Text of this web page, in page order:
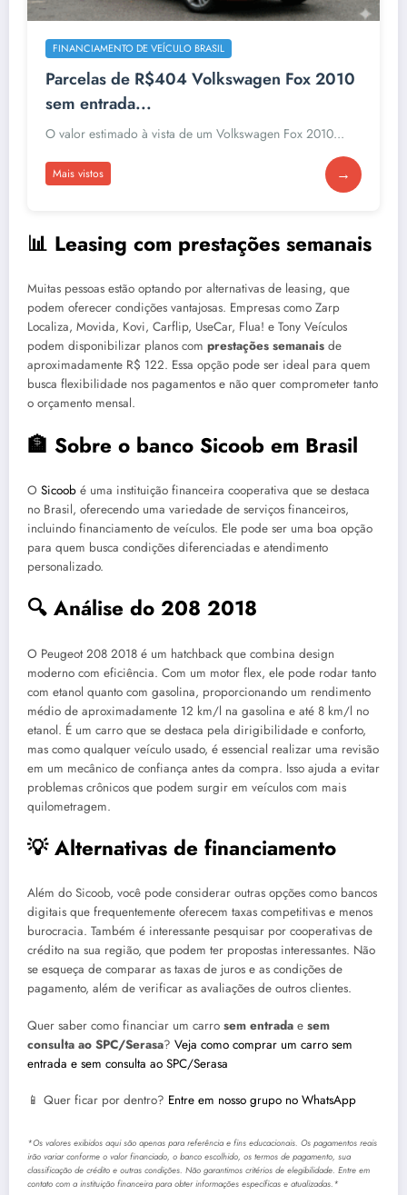
FINANCIAMENTO DE VEÍCULO BRASIL
Parcelas de R$404 Volkswagen Fox 2010
sem entrada...
O valor estimado à vista de um Volkswagen Fox 2010...
Mais vistos →
📊 Leasing com prestações semanais
Muitas pessoas estão optando por alternativas de leasing, que
podem oferecer condições vantajosas. Empresas como Zarp
Localiza, Movida, Kovi, Carflip, UseCar, Flua! e Tony Veículos
podem disponibilizar planos com prestações semanais de
aproximadamente R$ 122. Essa opção pode ser ideal para quem
busca flexibilidade nos pagamentos e não quer comprometer tanto
o orçamento mensal.
🏦 Sobre o banco Sicoob em Brasil
O Sicoob é uma instituição financeira cooperativa que se destaca
no Brasil, oferecendo uma variedade de serviços financeiros,
incluindo financiamento de veículos. Ele pode ser uma boa opção
para quem busca condições diferenciadas e atendimento
personalizado.
🔍 Análise do 208 2018
O Peugeot 208 2018 é um hatchback que combina design
moderno com eficiência. Com um motor flex, ele pode rodar tanto
com etanol quanto com gasolina, proporcionando um rendimento
médio de aproximadamente 12 km/l na gasolina e até 8 km/l no
etanol. É um carro que se destaca pela dirigibilidade e conforto,
mas como qualquer veículo usado, é essencial realizar uma revisão
em um mecânico de confiança antes da compra. Isso ajuda a evitar
problemas crônicos que podem surgir em veículos com mais
quilometragem.
💡 Alternativas de financiamento
Além do Sicoob, você pode considerar outras opções como bancos
digitais que frequentemente oferecem taxas competitivas e menos
burocracia. Também é interessante pesquisar por cooperativas de
crédito na sua região, que podem ter propostas interessantes. Não
se esqueça de comparar as taxas de juros e as condições de
pagamento, além de verificar as avaliações de outros clientes.
Quer saber como financiar um carro sem entrada e sem
consulta ao SPC/Serasa? Veja como comprar um carro sem
entrada e sem consulta ao SPC/Serasa
📱 Quer ficar por dentro? Entre em nosso grupo no WhatsApp
*Os valores exibidos aqui são apenas para referência e fins educacionais. Os pagamentos reais
irão variar conforme o valor financiado, o banco escolhido, os termos de pagamento, sua
classificação de crédito e outras condições. Não garantimos critérios de elegibilidade. Entre em
contato com a instituição financeira para obter informações específicas e atualizadas.*